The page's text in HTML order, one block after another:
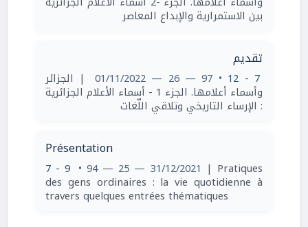
بين الاستمرارية والإبداع المعاصر
تقديم
7 - 12
• 97 — 26 — 01/11/2022 | الجزائر
وأسماء أعلامها. الجزء 1 - أسماء الأعلام الجزائرية
: الإرساء التاريخي وتلاقي اللّغات
Présentation
7 - 9 • 94 — 25 — 31/12/2021 | Pratiques
des gens ordinaires : la vie quotidienne à
travers quelques entrées thématiques